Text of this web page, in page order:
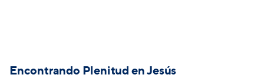
Encontrando Plenitud en Jesús